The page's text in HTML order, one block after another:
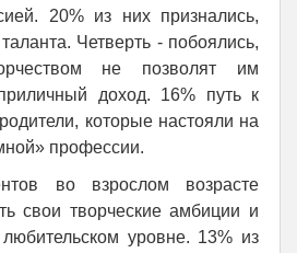
20% из них признались,
Четверть - побоялись,
не позволят им
доход. 16% путь к
которые настояли на
профессии.
во взрослом возрасте
свои творческие амбиции и
уровне. 13% из